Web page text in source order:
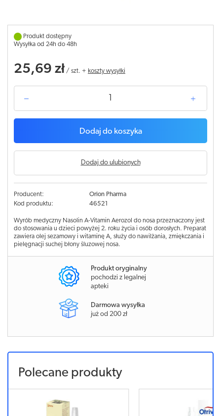
Produkt dostępny
Wysyłka od 24h do 48h
25,69 zł / szt. + koszty wysyłki
Dodaj do koszyka
Dodaj do ulubionych
Producent:
Orion Pharma
Kod produktu:
46521
Wyrób medyczny Nasolin A-Vitamin Aerozol do nosa przeznaczony jest
do stosowania u dzieci powyżej 2. roku życia i osób dorosłych. Preparat
zawiera olej sezamowy i witaminę A, służy do nawilżania, zmiękczania i
pielęgnacji suchej błony śluzowej nosa.
Produkt oryginalny
pochodzi z legalnej
apteki
Darmowa wysyłka
już od 200 zł
Polecane produkty